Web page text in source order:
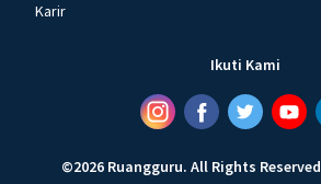
Karir
Ikuti Kami
©2026 Ruangguru. All Rights Reserved